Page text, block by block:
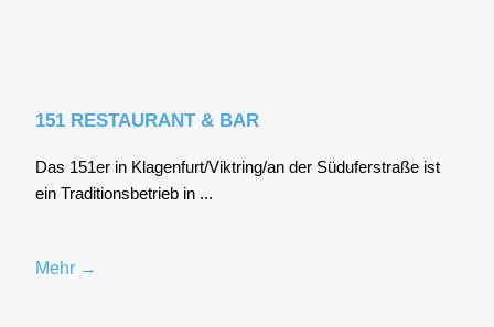
151 RESTAURANT & BAR
Das 151er in Klagenfurt/Viktring/an der Süd­ufer­stra­ße ist
ein Tra­di­ti­ons­be­trieb in ...
Mehr →